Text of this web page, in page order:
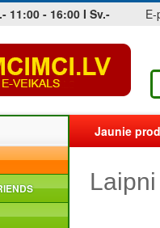
11:00 - 16:00 I Sv.- E-
Jaunie